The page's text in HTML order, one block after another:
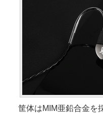
筐体はMIM亜鉛合金を